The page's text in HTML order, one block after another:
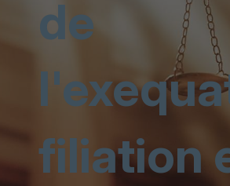
de
filiation